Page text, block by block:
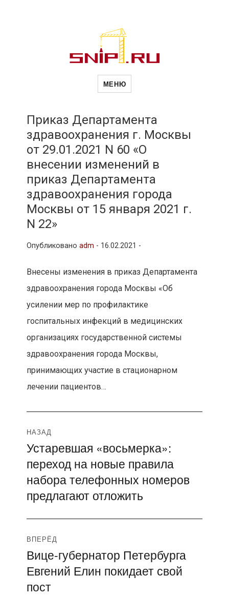
Новости
и
МЕНЮ
Приказ Департамента
здравоохранения г. Москвы
от 29.01.2021 N 60 «О
внесении изменений в
приказ Департамента
здравоохранения города
Москвы от 15 января 2021 г.
N 22»
Опубликовано adm - 16.02.2021 -
Внесены изменения в приказ Департамента
здравоохранения города Москвы «Об
усилении мер по профилактике
госпитальных инфекций в медицинских
организациях государственной системы
здравоохранения города Москвы,
принимающих участие в стационарном
лечении пациентов…
Навигация
по
записям
НАЗАД
Предыдущая
запись:
Устаревшая «восьмерка»:
переход на новые правила
набора телефонных номеров
предлагают отложить
ВПЕРЁД
Следующая
запись:
Вице-губернатор Петербурга
Евгений Елин покидает свой
пост